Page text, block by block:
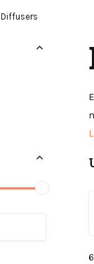
Diffusers